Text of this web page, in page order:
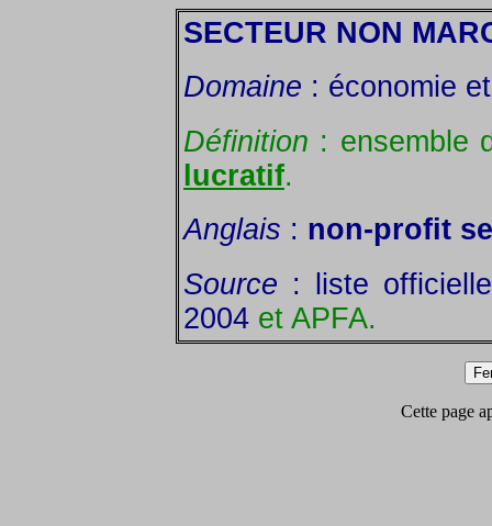
SECTEUR NON
Domaine : économie
Définition : ensemble
lucratif.
Anglais : non-profit
Source : liste
2004 et APFA.
Cette page